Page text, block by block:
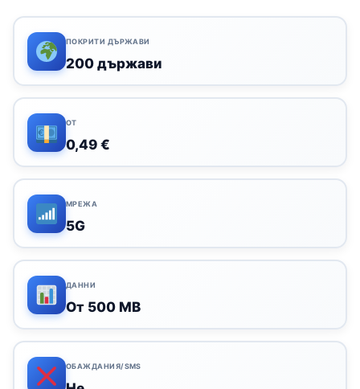
ПОКРИТИ ДЪРЖАВИ
200 държави
ОТ
0,49 €
МРЕЖА
5G
ДАННИ
От 500 MB
ОБАЖДАНИЯ/SMS